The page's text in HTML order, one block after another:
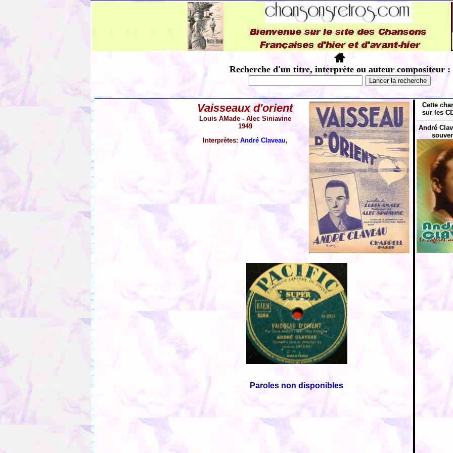
Recherche d'un titre, interprète ou auteur compositeur :
Vaisseaux d'orient
Louis AMade - Alec Siniavine
1949
Interprètes: André Claveau,
Paroles non disponibles
Cette
sur les
André